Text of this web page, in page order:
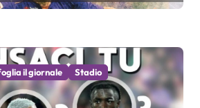
il giornale Stadio